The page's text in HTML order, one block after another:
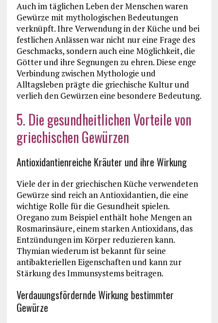
Auch im täglichen Leben der Menschen waren
Gewürze mit mythologischen Bedeutungen
verknüpft. Ihre Verwendung in der Küche und bei
festlichen Anlässen war nicht nur eine Frage des
Geschmacks, sondern auch eine Möglichkeit, die
Götter und ihre Segnungen zu ehren. Diese enge
Verbindung zwischen Mythologie und
Alltagsleben prägte die griechische Kultur und
verlieh den Gewürzen eine besondere Bedeutung.
5. Die gesundheitlichen Vorteile von
griechischen Gewürzen
Antioxidantienreiche Kräuter und ihre Wirkung
Viele der in der griechischen Küche verwendeten
Gewürze sind reich an Antioxidantien, die eine
wichtige Rolle für die Gesundheit spielen.
Oregano zum Beispiel enthält hohe Mengen an
Rosmarinsäure, einem starken Antioxidans, das
Entzündungen im Körper reduzieren kann.
Thymian wiederum ist bekannt für seine
antibakteriellen Eigenschaften und kann zur
Stärkung des Immunsystems beitragen.
Verdauungsfördernde Wirkung bestimmter
Gewürze